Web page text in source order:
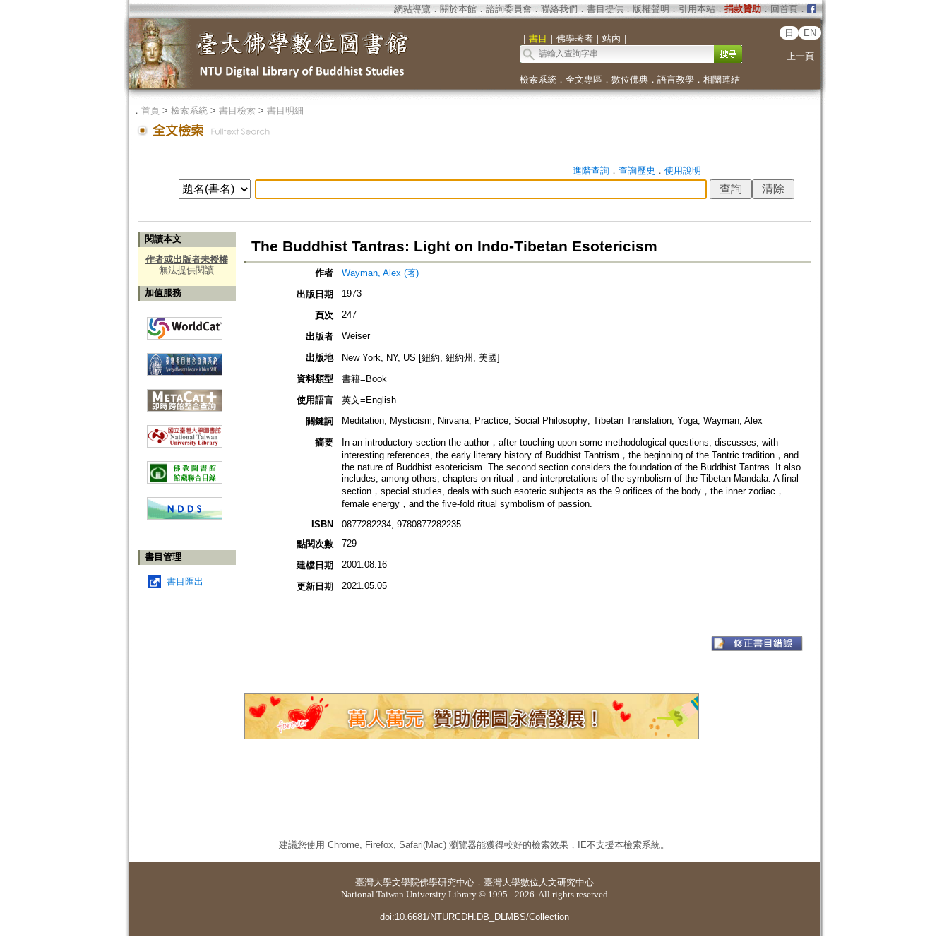
網站導覽 ． 關於本館． 諮詢委員會． 聯絡我們 ． 書目提供． 版權聲明 ． 引用本站． 捐款贊助．回首頁．
｜ 書目 ｜ 佛學著者｜ 站內 ｜
日 EN
上一頁
檢索系統． 全文專區 ． 數位佛典． 語言教學． 相關連結
． 首頁> 檢索系統> 書目檢索> 書目明細
進階查詢． 查詢歷史 ． 使用說明
閱讀本文
作者或出版者未授權
無法提供閱讀
加值服務
書目管理
書目匯出
The Buddhist Tantras: Light on Indo-Tibetan Esotericism
作者
Wayman, Alex (著)
出版日期
1973
頁次 247
出版者 Weiser
出版地
New York, NY, US [紐約, 紐約州, 美國]
資料類型
書籍=Book
使用語言
英文=English
關鍵詞
Meditation; Mysticism; Nirvana; Practice; Social Philosophy; Tibetan Translation; Yoga; Wayman, Alex
摘要
In an introductory section the author，after touching upon some methodological questions, discusses, with
interesting references, the early literary history of Buddhist Tantrism，the beginning of the Tantric tradition，and
the nature of Buddhist esotericism. The second section considers the foundation of the Buddhist Tantras. It also
includes, among others, chapters on ritual，and interpretations of the symbolism of the Tibetan Mandala. A final
section，special studies, deals with such esoteric subjects as the 9 orifices of the body，the inner zodiac，
female energy，and the five-fold ritual symbolism of passion.
ISBN
0877282234; 9780877282235
點閱次數
729
建檔日期 2001.08.16
更新日期 2021.05.05
建議您使用 Chrome, Firefox, Safari(Mac) 瀏覽器能獲得較好的檢索效果，IE不支援本檢索系統。
臺灣大學文學院佛學研究中心 ． 臺灣大學數位人文研究中心
National Taiwan University Library © 1995 - 2026. All rights reserved
doi:10.6681/NTURCDH.DB_DLMBS/Collection